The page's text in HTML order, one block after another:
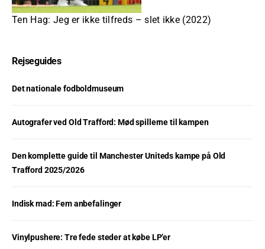
Ten Hag: Jeg er ikke tilfreds – slet ikke (2022)
Rejseguides
Det nationale fodboldmuseum
Autografer ved Old Trafford: Mød spillerne til kampen
Den komplette guide til Manchester Uniteds kampe på Old
Trafford 2025/2026
Indisk mad: Fem anbefalinger
Vinylpushere: Tre fede steder at købe LP’er